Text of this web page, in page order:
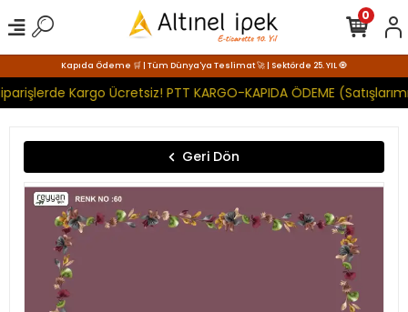
Kapıda Ödeme 🛒 | Tüm Dünya'ya Teslimat 🚀 | Sektörde 25. YIL 🧿
Kargo Ücretsiz! PTT KARGO-KAPIDA ÖDEME
0
Geri Dön